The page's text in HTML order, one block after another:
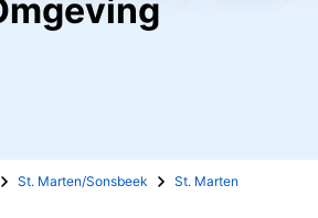
Omgeving
St. Marten/Sonsbeek
St. Marten